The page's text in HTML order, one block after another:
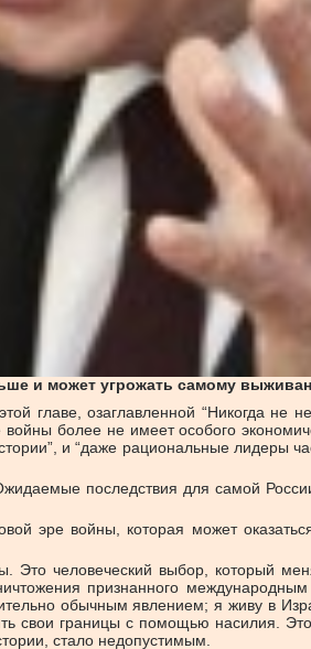
и может угрожать самому
главе, озаглавленной “Никогда не
более не имеет особого
и “даже рациональные лидеры
последствия для самой
эре войны, которая может
Это человеческий выбор, который
признанного международным
обычным явлением; я живу в
свои границы с помощью насилия.
стало недопустимым.